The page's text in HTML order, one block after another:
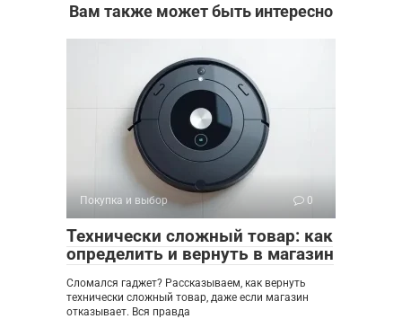
Вам также может быть интересно
Покупка и выбор 0
Технически сложный товар: как
определить и вернуть в магазин
Сломался гаджет? Рассказываем, как вернуть
технически сложный товар, даже если магазин
отказывает. Вся правда